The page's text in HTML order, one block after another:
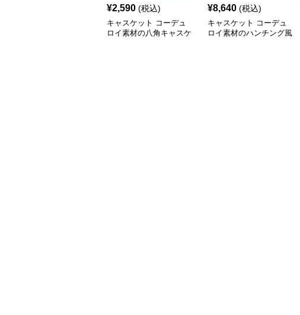
¥2,590 (税込)
キャスケット コーデュ
ロイ素材の八角キャスケ
¥8,640 (税込)
キャスケット コーデュ
ロイ素材のハンチング風